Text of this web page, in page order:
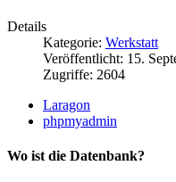
Details
Kategorie: Werkstatt
Veröffentlicht: 15.
Zugriffe: 2604
Laragon
phpmyadmin
Wo ist die Datenbank?